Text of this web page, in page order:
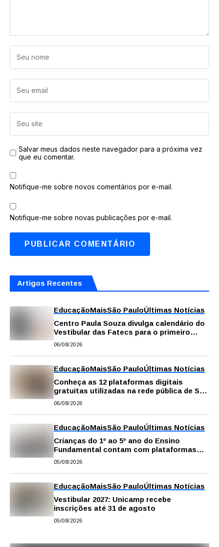
Salvar meus dados neste navegador para a próxima vez
que eu comentar.
Notifique-me sobre novos comentários por e-mail.
Notifique-me sobre novas publicações por e-mail.
Artigos Recentes
EducaçãoMaisSão PauloÚltimas Notícias
Centro Paula Souza divulga calendário do
Vestibular das Fatecs para o primeiro
semestre de 2027
06/08/2026
EducaçãoMaisSão PauloÚltimas Notícias
Conheça as 12 plataformas digitais
gratuitas utilizadas na rede pública de SP
para reforçar a aprendizagem
06/08/2026
EducaçãoMaisSão PauloÚltimas Notícias
Crianças do 1º ao 5º ano do Ensino
Fundamental contam com plataformas
digitais para apoiar estudos na escola e
05/08/2026
EducaçãoMaisSão PauloÚltimas Notícias
Vestibular 2027: Unicamp recebe
inscrições até 31 de agosto
05/08/2026